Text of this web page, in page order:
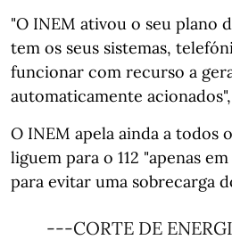
"O INEM ativou o seu plano
tem os seus sistemas,
funcionar com recurso a
automaticamente
O INEM apela ainda a todos
liguem para o 112 "apenas
para evitar uma sobrecarga
---CORTE DE